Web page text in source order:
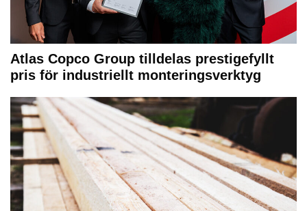
Atlas Copco Group tilldelas prestigefyllt
pris för industriellt monteringsverktyg